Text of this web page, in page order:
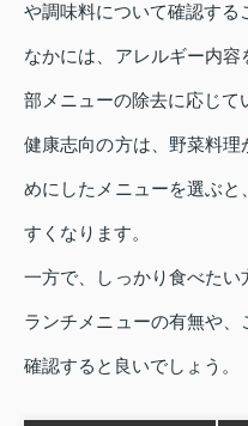
や調味料について確認する
なかには、アレルギー内
部メニューの除去に応じて
健康志向の方は、野菜料理
めにしたメニューを選ぶ
すくなります。
一方で、しっかり食べた
ランチメニューの有無や
確認すると良いでしょう。